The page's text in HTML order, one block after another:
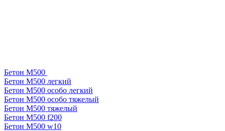
Бетон М500
Бетон М500 легкий
Бетон М500 особо легкий
Бетон М500 особо тяжелый
Бетон М500 тяжелый
Бетон М500 f200
Бетон М500 w10